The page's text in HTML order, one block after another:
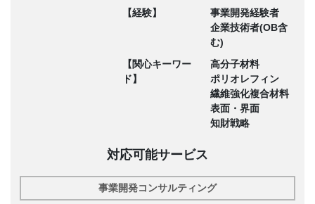
【経験】
事業開発経験者
企業技術者(OB含
む)
【関心キーワー
ド】
高分子材料
ポリオレフィン
繊維強化複合材料
表面・界面
知財戦略
対応可能サービス
事業開発コンサルティング